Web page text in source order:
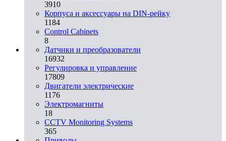
3910
Корпуса и аксессуары на DIN-рейку
1184
Control Cabinets
8
Датчики и преобразователи
16932
Регулировка и управление
17809
Двигатели электрические
1176
Электромагниты
18
CCTV Monitoring Systems
365